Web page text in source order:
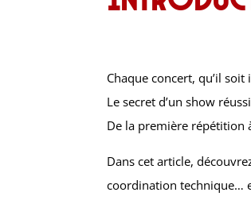
Chaque concert, qu’il
Le secret d’un show
De la première répétition
Dans cet article,
coordination technique…